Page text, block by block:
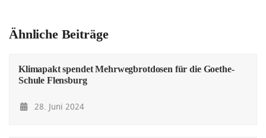
Ähnliche Beiträge
Klimapakt spendet Mehrwegbrotdosen für die Goethe-
Schule Flensburg
28. Juni 2024